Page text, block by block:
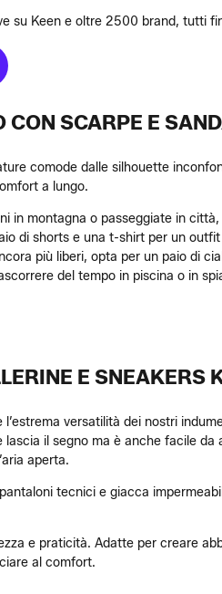
su Keen e oltre 2500 brand, tutti
SCARPE E
comode dalle silhouette
a lungo.
in montagna o passeggiate in
di shorts e una t-shirt per un
più liberi, opta per un paio di
del tempo in piscina o in
E SNEAKERS
versatilità dei nostri
il segno ma è anche facile da
aperta.
tecnici e giacca
e praticità. Adatte per creare
al comfort.